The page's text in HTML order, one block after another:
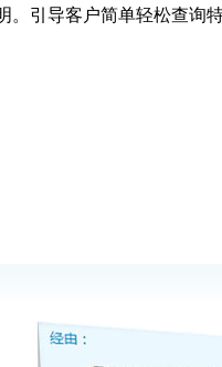
。引导客户简单轻松查询